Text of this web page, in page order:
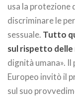
usa la protezione
discriminare le
sessuale. Tutto
sul rispetto delle
dignità umana».
Europeo invitò il
sul suo